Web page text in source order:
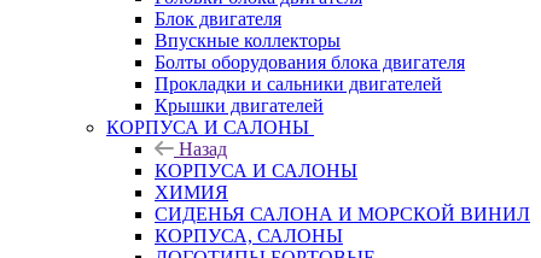
Блок двигателя
Впускные коллекторы
Болты оборудования блока двигателя
Прокладки и сальники двигателей
Крышки двигателей
КОРПУСА И САЛОНЫ
Назад
КОРПУСА И САЛОНЫ
ХИМИЯ
СИДЕНЬЯ САЛОНА И МОРСКОЙ ВИНИЛ
КОРПУСА, САЛОНЫ